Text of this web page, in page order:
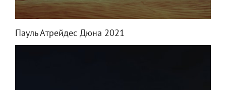
Пауль Атрейдес Дюна 2021